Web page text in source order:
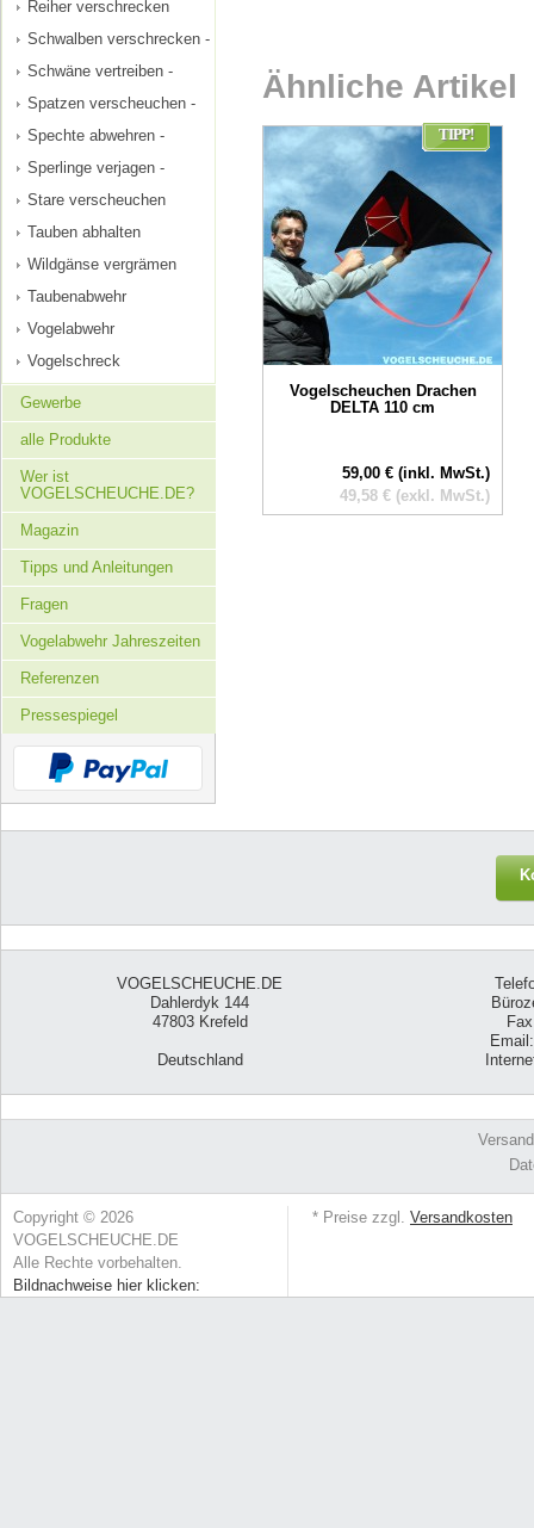
Reiher verschrecken
Schwalben verschrecken -
Schwäne vertreiben -
Spatzen verscheuchen -
Spechte abwehren -
Sperlinge verjagen -
Stare verscheuchen
Tauben abhalten
Wildgänse vergrämen
Taubenabwehr
Vogelabwehr
Vogelschreck
Gewerbe
alle Produkte
Wer ist
VOGELSCHEUCHE.DE?
Magazin
Tipps und Anleitungen
Fragen
Vogelabwehr Jahreszeiten
Referenzen
Pressespiegel
Ähnliche Artikel
TIPP!
Vogelscheuchen Drachen
DELTA 110 cm
59,00 € (inkl. MwSt.)
49,58 € (exkl. MwSt.)
VOGELSCHEUCHE.DE
Dahlerdyk 144
47803 Krefeld
Deutschland
Copyright © 2026
VOGELSCHEUCHE.DE
Alle Rechte vorbehalten.
Bildnachweise hier klicken:
* Preise zzgl. Versandkosten